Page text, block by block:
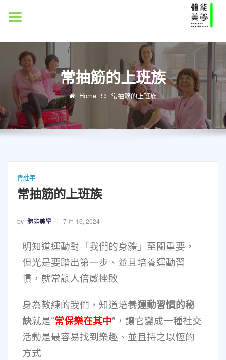
常抽筋的上班族
Home 常抽筋的上班族
青壯年
常抽筋的上班族
by 體能美學 7 月 16, 2024
明知道運動對「我們的身體」至關重要，
但光是要踏出第一步、並且培養運動習
慣，就常讓人倍感挫敗
身為教練的我們，知道培養運動習慣的秘
訣就是“常保樂在其中”，讓它變成一種社交
活動是最容易找到樂趣、並且持之以恆的
方式